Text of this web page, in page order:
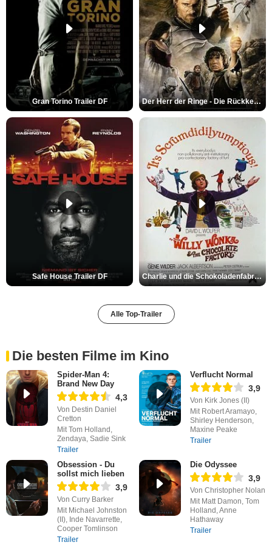
Gran Torino Trailer DF Der Herr der Ringe - Die Rückkehr des Königs Trailer OV
Safe House Trailer DF Charlie und die Schokoladenfabrik Trailer OV
Alle Top-Trailer
Die besten Filme im Kino
Spider-Man 4:
Brand New Day
4,3
Von Destin Daniel
Cretton
Mit Tom Holland,
Zendaya, Sadie Sink
Trailer
Verflucht Normal
3,9
Von Kirk Jones (II)
Mit Robert Aramayo,
Shirley Henderson,
Maxine Peake
Trailer
Obsession - Du
sollst mich lieben
3,9
Von Curry Barker
Mit Michael Johnston
(II), Inde Navarrette,
Cooper Tomlinson
Trailer
Die Odyssee
3,9
Von Christopher Nolan
Mit Matt Damon, Tom
Holland, Anne
Hathaway
Trailer